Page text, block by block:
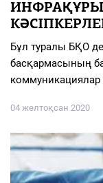
Бұл туралы БҚО
басқармасының
04 желтоқсан 2020